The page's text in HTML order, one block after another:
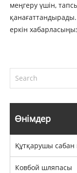
меңгеру үшін,
еркін
Өнімдер
Құтқарушы сабан
Ковбой шляпасы